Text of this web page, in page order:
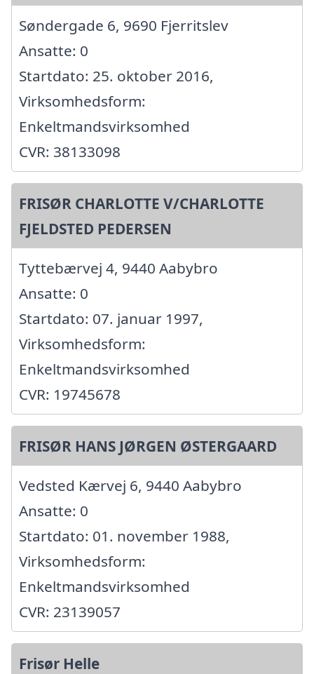
Søndergade 6, 9690 Fjerritslev
Ansatte: 0
Startdato: 25. oktober 2016,
Virksomhedsform:
Enkeltmandsvirksomhed
CVR: 38133098
FRISØR CHARLOTTE V/CHARLOTTE
FJELDSTED PEDERSEN
Tyttebærvej 4, 9440 Aabybro
Ansatte: 0
Startdato: 07. januar 1997,
Virksomhedsform:
Enkeltmandsvirksomhed
CVR: 19745678
FRISØR HANS JØRGEN ØSTERGAARD
Vedsted Kærvej 6, 9440 Aabybro
Ansatte: 0
Startdato: 01. november 1988,
Virksomhedsform:
Enkeltmandsvirksomhed
CVR: 23139057
Frisør Helle